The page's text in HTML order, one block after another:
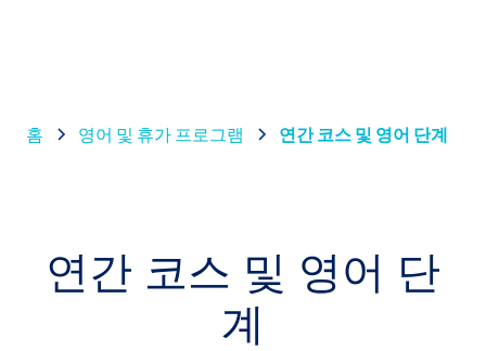
홈 영어 및 휴가 프로그램 연간 코스 및 영어 단계
연간 코스 및 영어 단
계